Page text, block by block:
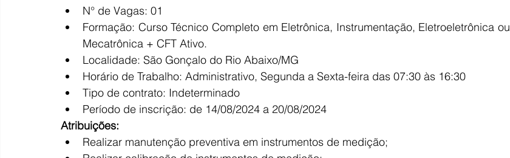
N° de Vagas: 01
Formação: Curso Técnico Completo em Eletrônica, Instrumentação, Eletroeletrônica ou
Mecatrônica + CFT Ativo.
Localidade: São Gonçalo do Rio Abaixo/MG
Horário de Trabalho: Administrativo, Segunda a Sexta-feira das 07:30 às 16:30
Tipo de contrato: Indeterminado
Período de inscrição: de 14/08/2024 a 20/08/2024
Atribuições:
Realizar manutenção preventiva em instrumentos de medição;